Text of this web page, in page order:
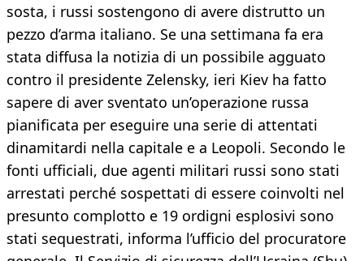
sosta, i russi sostengono di avere distrutto un
pezzo d’arma italiano. Se una settimana fa era
stata diffusa la notizia di un possibile agguato
contro il presidente Zelensky, ieri Kiev ha fatto
sapere di aver sventato un’operazione russa
pianificata per eseguire una serie di attentati
dinamitardi nella capitale e a Leopoli. Secondo le
fonti ufficiali, due agenti militari russi sono stati
arrestati perché sospettati di essere coinvolti nel
presunto complotto e 19 ordigni esplosivi sono
stati sequestrati, informa l’ufficio del procuratore